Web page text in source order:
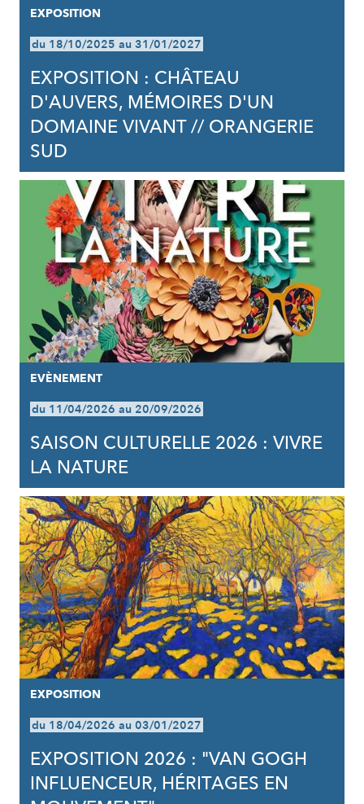
EXPOSITION
du 18/10/2025 au 31/01/2027
EXPOSITION : CHÂTEAU
D'AUVERS, MÉMOIRES D'UN
DOMAINE VIVANT // ORANGERIE
SUD
EVÈNEMENT
du 11/04/2026 au 20/09/2026
SAISON CULTURELLE 2026 : VIVRE
LA NATURE
EXPOSITION
du 18/04/2026 au 03/01/2027
EXPOSITION 2026 : "VAN GOGH
INFLUENCEUR, HÉRITAGES EN